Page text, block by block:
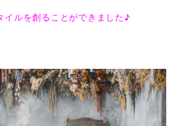
イルを創ることができました♪